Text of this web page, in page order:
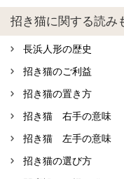
招き猫に関する読み
長浜人形の歴史
招き猫のご利益
招き猫の置き方
招き猫 右手の意味
招き猫 左手の意味
招き猫の選び方